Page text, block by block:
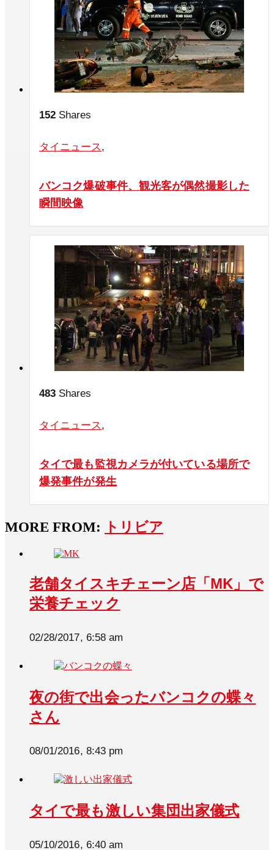
152 Shares
タイニュース ,
バンコク爆破事件、観光客が偶然撮影した
瞬間映像
483 Shares
タイニュース,
タイで最も監視カメラが付いている場所で
爆発事件が発生
MORE FROM: トリビア
老舗タイスキチェーン店「MK」で
栄養チェック
02/28/2017, 6:58 am
夜の街で出会ったバンコクの蝶々
さん
08/01/2016, 8:43 pm
タイで最も激しい集団出家儀式
05/10/2016, 6:40 am